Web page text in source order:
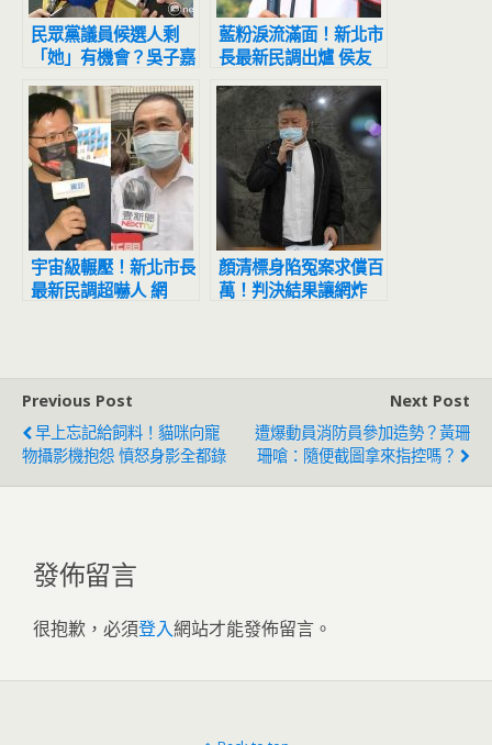
民眾黨議員候選人剩
「她」有機會？吳子嘉
看民調後快昏倒：全掛
藍粉淚流滿面！新北市
長最新民調出爐 侯友
宜超震撼
宇宙級輾壓！新北市長
最新民調超嚇人 網
顏清標身陷冤案求償百
萬！判決結果讓網炸
Previous Post
早上忘記給飼料！貓咪向寵
物攝影機抱怨 憤怒身影全都錄
Next Post
遭爆動員消防員參加造勢？黃珊
珊嗆：隨便截圖拿來指控嗎？
發佈留言
很抱歉，必須登入網站才能發佈留言。